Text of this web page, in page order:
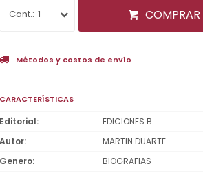
1 COMPRAR
Métodos y costos de envío
CARACTERÍSTICAS
Editorial
EDICIONES B
Autor
MARTIN DUARTE
Genero
BIOGRAFIAS